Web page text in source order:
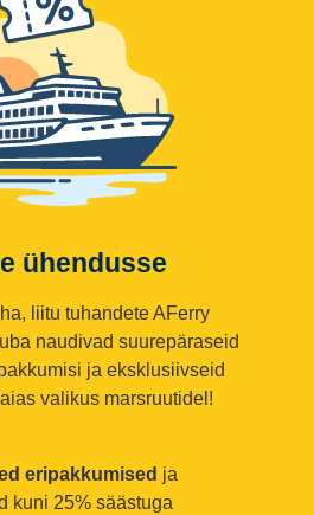
ühendusse
liitu tuhandete AFerry
naudivad suurepäraseid
ja eksklusiivseid
valikus marsruutidel!
eripakkumised ja
kuni 25% säästuga